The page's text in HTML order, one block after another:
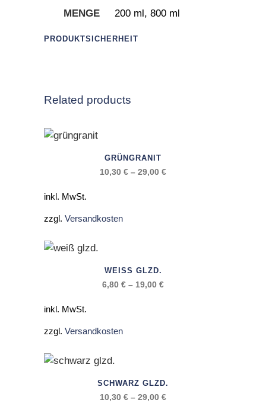
MENGE 200 ml, 800 ml
PRODUKTSICHERHEIT
Related products
mehrere
auf.
Die
der
gewählt
werden
GRÜNGRANIT
10,30 € – 29,00 €
inkl. MwSt.
zzgl. Versandkosten
mehrere
Die
WEISS GLZD.
6,80 € – 19,00 €
inkl. MwSt.
zzgl. Versandkosten
SCHWARZ GLZD.
10,30 € – 29,00 €